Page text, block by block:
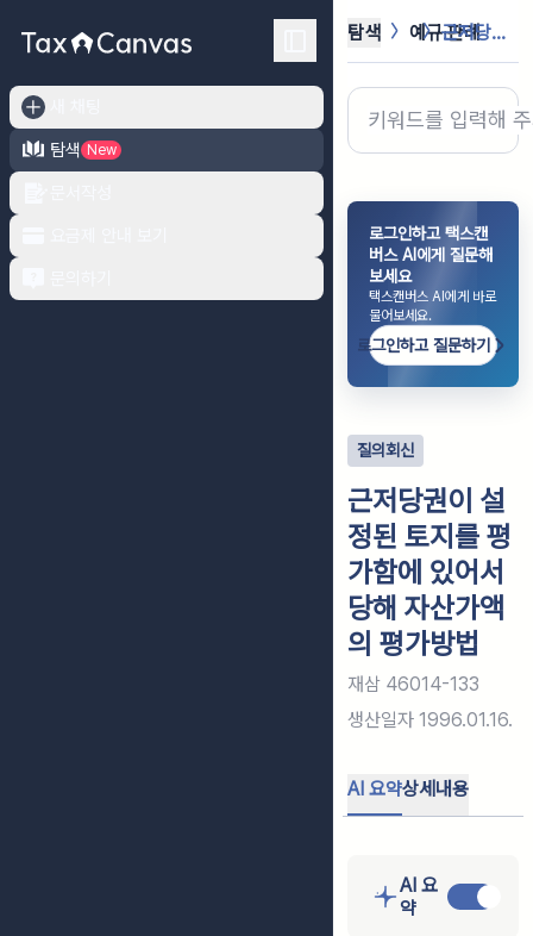
탐색
New
탐색 예규·판례 근저당권이 설정된 토지를 평가함에 있...
로그인하고 택스캔
버스 AI에게 질문해
보세요
택스캔버스 AI에게 바로
물어보세요.
로그인하고 질문하기
질의회신
근저당권이 설
정된 토지를 평
가함에 있어서
당해 자산가액
의 평가방법
재삼 46014-133
생산일자 1996.01.16.
AI 요약상세내용
AI 요
약